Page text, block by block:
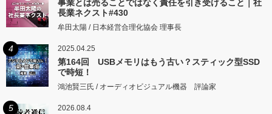
事業とは売ることではなく責任を引き受けること｜社
長業ネクスト#430
牟田太陽 / 日本経営合理化協会 理事長
4 2025.04.25
第164回 USBメモリはもう古い？スティック型SSD
で時短！
鴻池賢三氏 / オーディオビジュアル機器 評論家
5 2026.08.4